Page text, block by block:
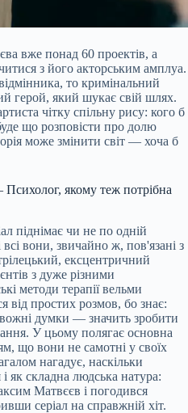
вже понад 60 проектів, а
з його акторським амплуа.
то кримінальний
герой, який шукає свій шлях.
чітку спільну рису: кого б
що розповісти про долю
може змінити світ — хоча б
якому теж потрібна
піднімає чи не по одній
вони, звичайно ж, пов'язані з
ексцентричний
з дуже різними
методи терапії вельми
від простих розмов, бо знає:
думки — значить зробити
У цьому полягає основна
що вони не самотні у своїх
нагадує, наскільки
як складна людська натура:
Матвєєв і погодився
серіал на справжній хіт.